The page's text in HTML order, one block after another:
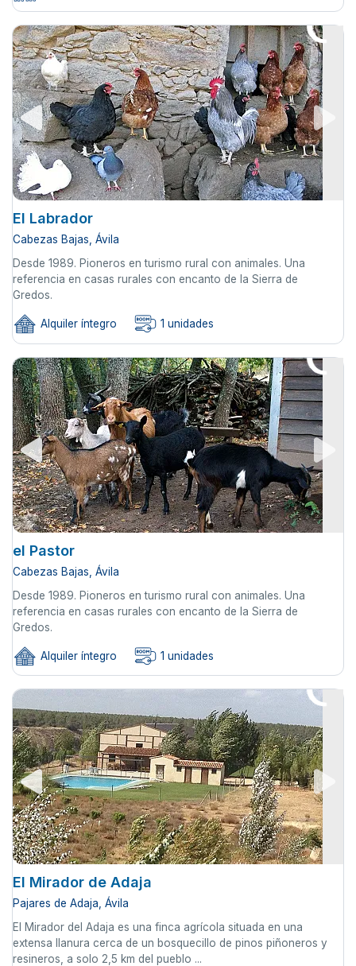
El Labrador
Cabezas Bajas, Ávila
Desde 1989. Pioneros en turismo rural con animales. Una
referencia en casas rurales con encanto de la Sierra de
Gredos.
Alquiler íntegro 1 unidades
el Pastor
Cabezas Bajas, Ávila
Desde 1989. Pioneros en turismo rural con animales. Una
referencia en casas rurales con encanto de la Sierra de
Gredos.
Alquiler íntegro 1 unidades
El Mirador de Adaja
Pajares de Adaja, Ávila
El Mirador del Adaja es una finca agrícola situada en una
extensa llanura cerca de un bosquecillo de pinos piñoneros y
resineros, a solo 2,5 km del pueblo ...